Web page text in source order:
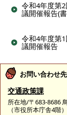
令和4年度第
議開催報告(
令和4年度第
議開催報告
お問い合わせ先
交通政策課
所在地/〒683-8686
（市役所本庁舎4階）